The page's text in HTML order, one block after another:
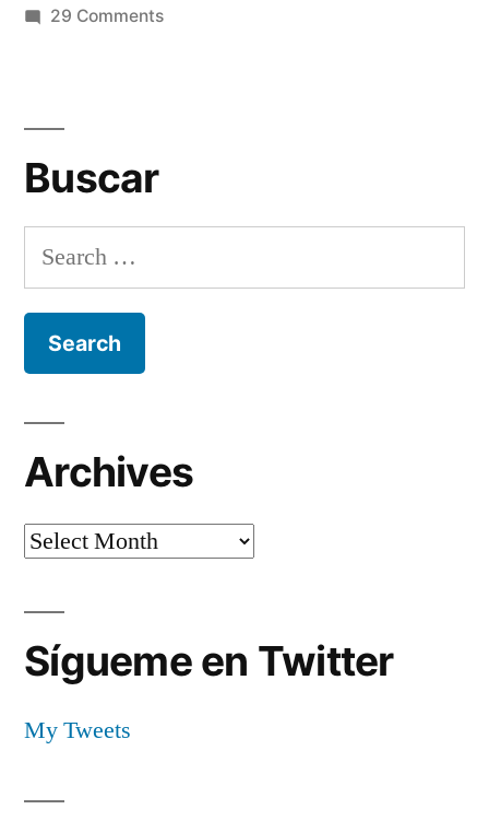
29 Commentson
de
en
Buscar
Search
for:
Archives
Archives
Sígueme en Twitter
My Tweets